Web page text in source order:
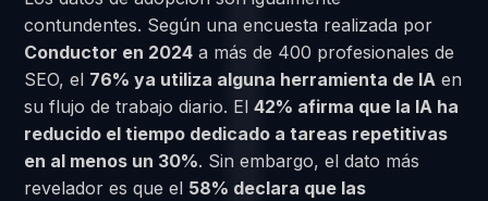
contundentes. Según una encuesta realizada por
Conductor en 2024 a más de 400 profesionales de
SEO, el 76% ya utiliza alguna herramienta de IA en
su flujo de trabajo diario. El42% afirma que la IA ha
reducido el tiempo dedicado a tareas repetitivas
en al menos un 30%. Sin embargo, el dato más
revelador es que el 58% declara que las